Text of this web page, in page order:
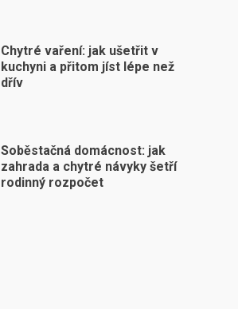
Chytré vaření: jak ušetřit v
kuchyni a přitom jíst lépe než
dřív
Soběstačná domácnost: jak
zahrada a chytré návyky šetří
rodinný rozpočet